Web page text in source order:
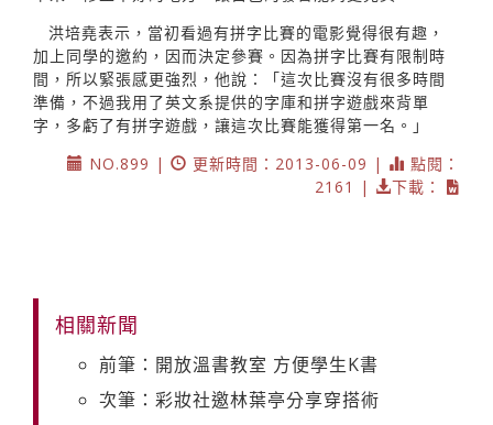
洪培堯表示，當初看過有拼字比賽的電影覺得很有趣，
加上同學的邀約，因而決定參賽。因為拼字比賽有限制時
間，所以緊張感更強烈，他說：「這次比賽沒有很多時間
準備，不過我用了英文系提供的字庫和拼字遊戲來背單
字，多虧了有拼字遊戲，讓這次比賽能獲得第一名。」
NO.899 |
更新時間：2013-06-09 |
點閱：
2161 |
下載：
相關新聞
前筆：開放溫書教室 方便學生K書
次筆：彩妝社邀林葉亭分享穿搭術